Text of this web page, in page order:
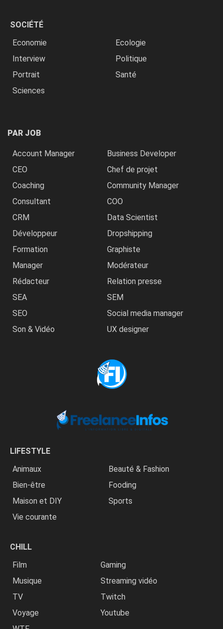
SOCIÉTÉ
Economie
Ecologie
Interview
Politique
Portrait
Santé
Sciences
PAR JOB
Account Manager
Business Developer
CEO
Chef de projet
Coaching
Community Manager
Consultant
COO
CRM
Data Scientist
Développeur
Dropshipping
Formation
Graphiste
Manager
Modérateur
Rédacteur
Relation presse
SEA
SEM
SEO
Social media manager
Son & Vidéo
UX designer
LIFESTYLE
Animaux
Beauté & Fashion
Bien-être
Fooding
Maison et DIY
Sports
Vie courante
CHILL
Film
Gaming
Musique
Streaming vidéo
TV
Twitch
Voyage
Youtube